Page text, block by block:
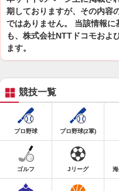
期しておりますが、その内容
ではありません。 当該情報
も、株式会社NTTドコモおよ
ます。
競技一覧
プロ野球 プロ野球(2軍)
ゴルフ Jリーグ